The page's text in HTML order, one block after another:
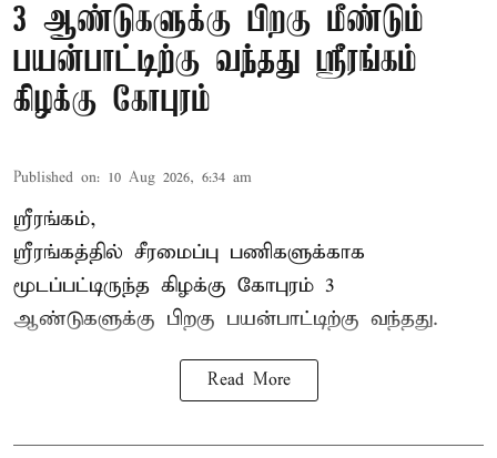
3 ஆண்டுகளுக்கு பிறகு மீண்டும்
பயன்பாட்டிற்கு வந்தது ஸ்ரீரங்கம்
கிழக்கு கோபுரம்
Published on: 10 Aug 2026, 6:34 am
ஸ்ரீரங்கம்,
ஸ்ரீரங்கத்தில் சீரமைப்பு பணிகளுக்காக
மூடப்பட்டிருந்த கிழக்கு கோபுரம் 3
ஆண்டுகளுக்கு பிறகு பயன்பாட்டிற்கு வந்தது.
Read More